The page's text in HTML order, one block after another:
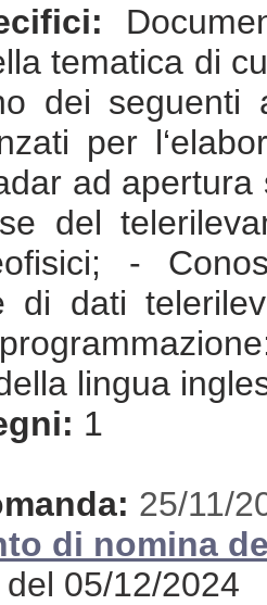
tematica di
dei seguenti
per
ad
del
-
di dati
lingua
1
25/11/
di nomina
del 05/12/2024